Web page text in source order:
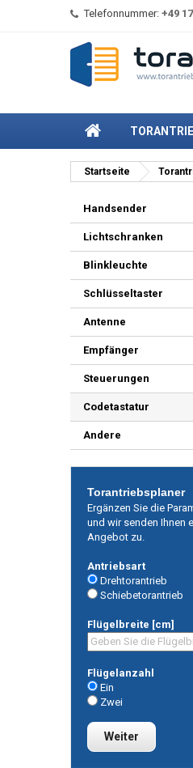
Telefonnummer: +49
Startseite
Handsender
Lichtschranken
Blinkleuchte
Schlüsseltaster
Antenne
Empfänger
Steuerungen
Codetastatur
Andere
Torantriebsplaner
Ergänzen Sie die
und wir senden Ihnen
Angebot zu.
Antriebsart
Drehtorantrieb
Schiebetorantrieb
Flügelbreite [cm]
Flügelanzahl
Ein
Zwei
Weiter